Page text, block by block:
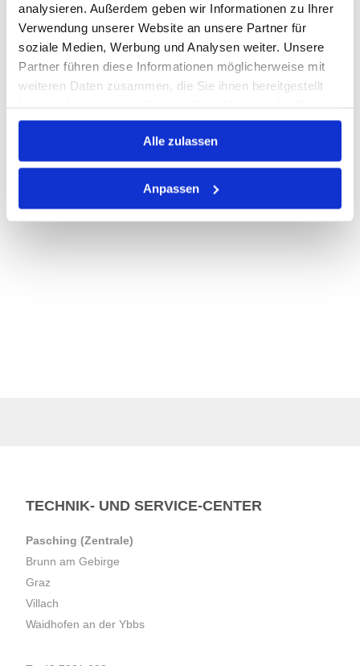
analysieren. Außerdem geben wir Informationen zu Ihrer
Verwendung unserer Website an unsere Partner für
soziale Medien, Werbung und Analysen weiter. Unsere
Partner führen diese Informationen möglicherweise mit
weiteren Daten zusammen, die Sie ihnen bereitgestellt
gesammelt haben.
Alle zulassen
Anpassen
Nicht auf Lager
Print
VARIANTEN
TECHNIK- UND SERVICE-CENTER
Pasching (Zentrale)
Brunn am Gebirge
Graz
Villach
Waidhofen an der Ybbs